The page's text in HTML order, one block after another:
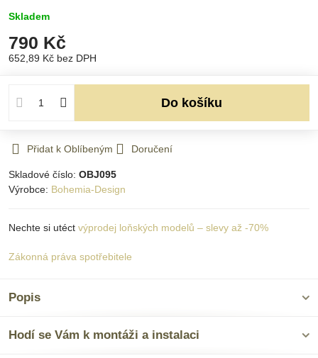
Skladem
790 Kč
652,89 Kč bez DPH
Do košíku
Přidat k Oblíbeným Doručení
Skladové číslo: OBJ095
Výrobce: Bohemia-Design
Nechte si utéct výprodej loňských modelů – slevy až -70%
Zákonná práva spotřebitele
Popis
Hodí se Vám k montáži a instalaci